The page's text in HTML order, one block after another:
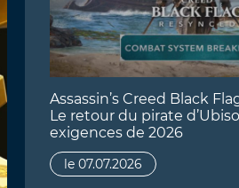
Assassin’s Creed Black
Le retour du pirate
exigences de 2026
le 07.07.2026